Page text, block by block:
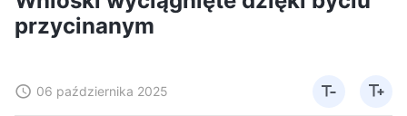
przycinanym
06 października 2025